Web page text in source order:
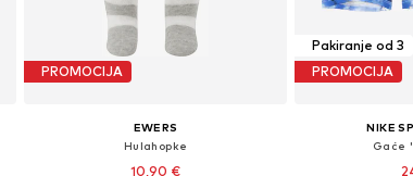
PROMOCIJA
EWERS
Hulahopke
10,90 €
Pakiranje od 3
PROMOCIJA
NIKE
Gaće